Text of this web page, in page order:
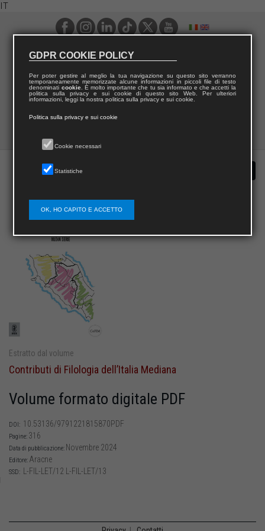
IT
Estratto dal volume
Contributi di Filologia dell’Italia Mediana
Volume formato digitale PDF
DOI: 10.53136/9791221815870PDF
Pagine: 316
Data di pubblicazione: Novembre 2024
Editore: Aracne
SSD: L-FIL-LET/12 L-FIL-LET/13
GDPR COOKIE POLICY
Per poter gestire al meglio la tua navigazione su questo sito verranno
temporaneamente memorizzate alcune informazioni in piccoli file di testo
denominati cookie. È molto importante che tu sia informato e che accetti la
politica sulla privacy e sui cookie di questo sito Web. Per ulteriori
informazioni, leggi la nostra politica sulla privacy e sui cookie.
Politica sulla privacy e sui cookie
Cookie necessari
Statistiche
OK, HO CAPITO E ACCETTO